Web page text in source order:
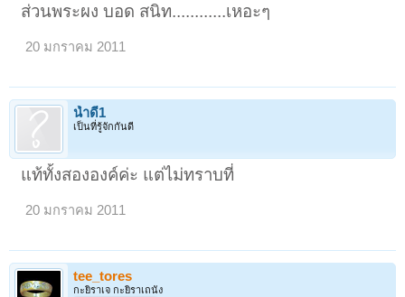
ส่วนพระผง บอด สนิท............เหอะๆ
20 มกราคม 2011
น้ำดี1
เป็นที่รู้จักกันดี
แท้ทั้งสององค์ค่ะ แต่ไม่ทราบที่
20 มกราคม 2011
tee_tores
กะยิราเจ กะยิราเถนัง